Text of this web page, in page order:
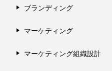
ブランディング
マーケティング
マーケティング組織設計